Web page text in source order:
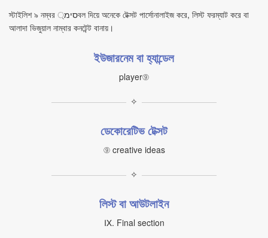
স্টাইলিশ ৯ নম্বর סימ্বল দিয়ে অনেকে টেক্সট পার্সোনালাইজ করে, লিস্ট ফরম্যাট করে বা
আলাদা ভিজুয়াল নাম্বার কনটেন্ট বানায়।
ইউজারনেম বা হ্যান্ডেল
player⑨
✧
ডেকোরেটিভ টেক্সট
⑨ creative ideas
✧
লিস্ট বা আউটলাইন
Ⅸ. Final section